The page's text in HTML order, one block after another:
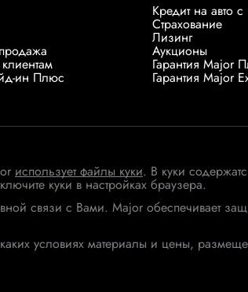
ин Плюс
Кредит на авто
Страхование
Лизинг
Аукционы
Гарантия Major
Гарантия Major
использует файлы куки. В куки
куки в настройках браузера.
связи с Вами. Major обеспечивает
условиях материалы и цены,